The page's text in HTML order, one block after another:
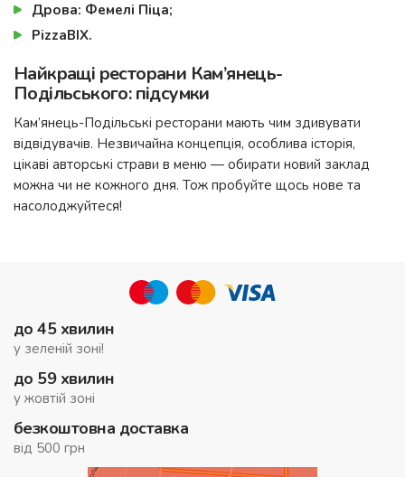
Дрова: Фемелі Піца;
PizzaBIX.
Найкращі ресторани Кам’янець-
Подільського: підсумки
Кам’янець-Подільські ресторани мають чим здивувати
відвідувачів. Незвичайна концепція, особлива історія,
цікаві авторські страви в меню — обирати новий заклад
можна чи не кожного дня. Тож пробуйте щось нове та
насолоджуйтеся!
до 45 хвилин
у зеленій зоні!
до 59 хвилин
у жовтій зоні
безкоштовна доставка
від 500 грн